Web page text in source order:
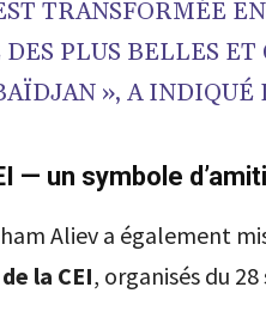
TRANSFORMÉE
DES PLUS BELLES
», A INDIQUÉ
— un symbole
Aliev a également
la CEI, organisés du